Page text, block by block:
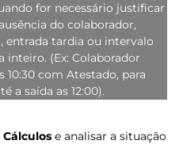
for necessário justificar
do colaborador,
entrada tardia ou intervalo
(Ex: Colaborador
10:30 com Atestado, para
a saída as 12:00).
Cálculos e analisar a situação